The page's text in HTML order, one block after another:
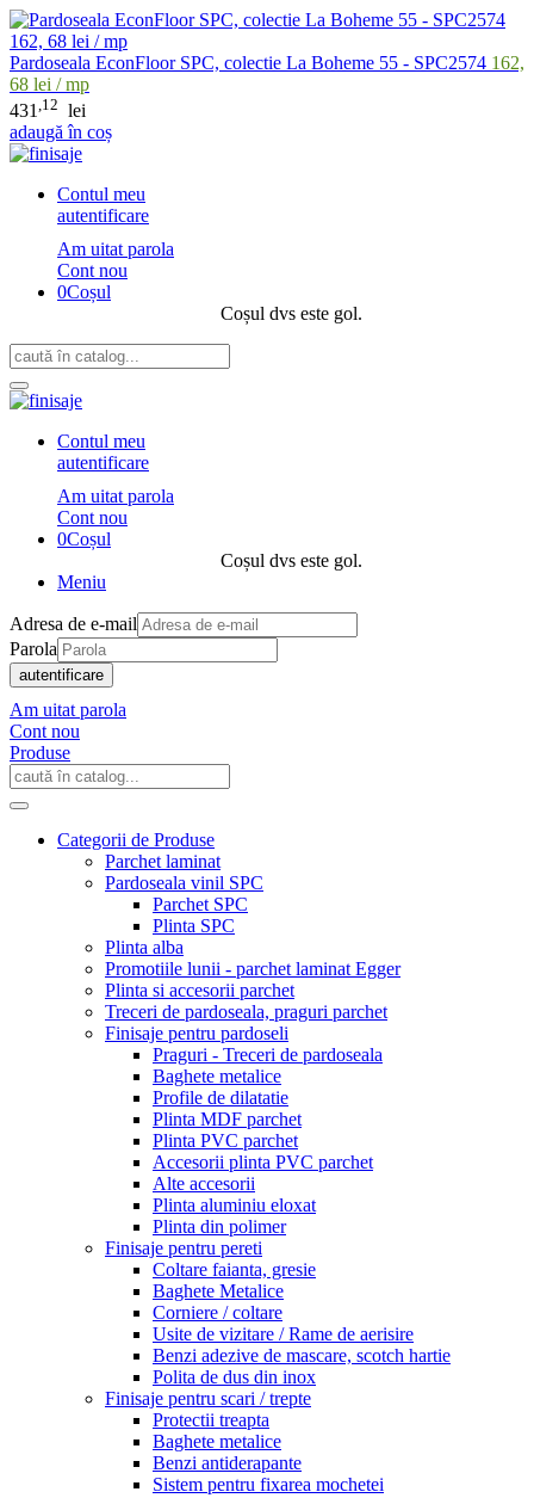
Pardoseala EconFloor SPC, colectie La Boheme 55 - SPC2574 162,
68 lei / mp
431 ,12 lei
adaugă în coș
Contul meu
autentificare
Am uitat parola
Cont nou
0Coșul
Coșul dvs este gol.
Contul meu
autentificare
Am uitat parola
Cont nou
0Coșul
Coșul dvs este gol.
Meniu
Adresa de e-mail
Parola
autentificare
Am uitat parola
Cont nou
Produse
Categorii de Produse
Parchet laminat
Pardoseala vinil SPC
Parchet SPC
Plinta SPC
Plinta alba
Promotiile lunii - parchet laminat Egger
Plinta si accesorii parchet
Treceri de pardoseala, praguri parchet
Finisaje pentru pardoseli
Praguri - Treceri de pardoseala
Baghete metalice
Profile de dilatatie
Plinta MDF parchet
Plinta PVC parchet
Accesorii plinta PVC parchet
Alte accesorii
Plinta aluminiu eloxat
Plinta din polimer
Finisaje pentru pereti
Coltare faianta, gresie
Baghete Metalice
Corniere / coltare
Usite de vizitare / Rame de aerisire
Benzi adezive de mascare, scotch hartie
Polita de dus din inox
Finisaje pentru scari / trepte
Protectii treapta
Baghete metalice
Benzi antiderapante
Sistem pentru fixarea mochetei